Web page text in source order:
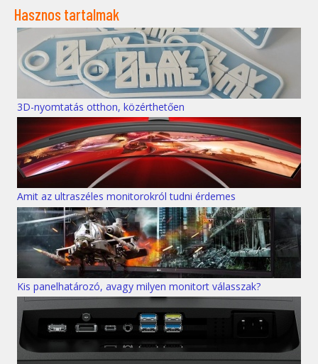
Hasznos tartalmak
3D-nyomtatás otthon, közérthetően
Amit az ultraszéles monitorokról tudni érdemes
Kis panelhatározó, avagy milyen monitort válasszak?